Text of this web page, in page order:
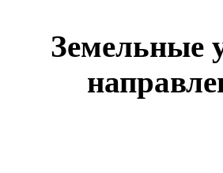
Земельные